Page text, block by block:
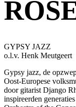
GYPSY JAZZ
o.l.v. Henk Meutgeert
Gypsy jazz, de
Oost-Europese
door gitarist Django
inspireerden